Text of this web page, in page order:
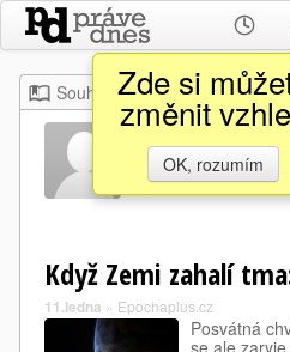
Zde si
změnit
OK, rozumím
Souhrn Moje Z
Dallas
Když Zemi zahalí
11.ledna » Epochaplus.cz
Posvátná
se ale